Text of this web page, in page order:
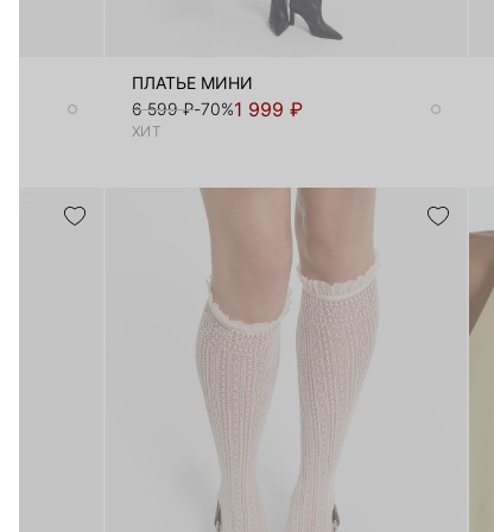
ПЛАТЬЕ МИНИ
6 599 ₽-70%1 999 ₽
ХИТ